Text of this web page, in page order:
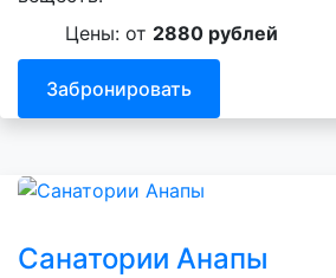
Цены: от 2880 рублей
Забронировать
Санатории Анапы